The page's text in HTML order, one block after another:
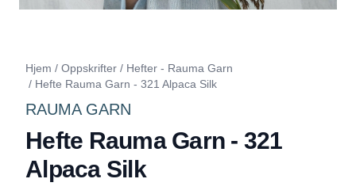
Hjem / Oppskrifter / Hefter - Rauma Garn
/ Hefte Rauma Garn - 321 Alpaca Silk
RAUMA GARN
Hefte Rauma Garn - 321
Alpaca Silk